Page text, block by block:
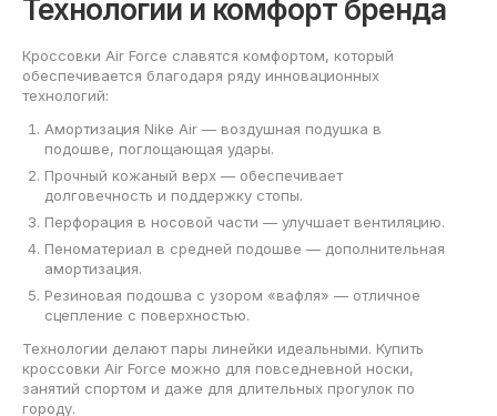
Технологии и комфорт бренда
Кроссовки Air Force славятся комфортом, который
обеспечивается благодаря ряду инновационных
технологий:
Амортизация Nike Air — воздушная подушка в
подошве, поглощающая удары.
Прочный кожаный верх — обеспечивает
долговечность и поддержку стопы.
Перфорация в носовой части — улучшает вентиляцию.
Пеноматериал в средней подошве — дополнительная
амортизация.
Резиновая подошва с узором «вафля» — отличное
сцепление с поверхностью.
Технологии делают пары линейки идеальными. Купить
кроссовки Air Force можно для повседневной носки,
занятий спортом и даже для длительных прогулок по
городу.